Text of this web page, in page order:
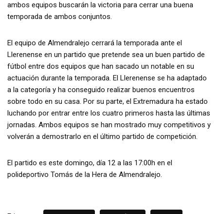
ambos equipos buscarán la victoria para cerrar una buena
temporada de ambos conjuntos.
El equipo de Almendralejo cerrará la temporada ante el
Llerenense en un partido que pretende sea un buen partido de
fútbol entre dos equipos que han sacado un notable en su
actuación durante la temporada. El Llerenense se ha adaptado
a la categoría y ha conseguido realizar buenos encuentros
sobre todo en su casa. Por su parte, el Extremadura ha estado
luchando por entrar entre los cuatro primeros hasta las últimas
jornadas. Ambos equipos se han mostrado muy competitivos y
volverán a demostrarlo en el último partido de competición.
El partido es este domingo, día 12 a las 17:00h en el
polideportivo Tomás de la Hera de Almendralejo.